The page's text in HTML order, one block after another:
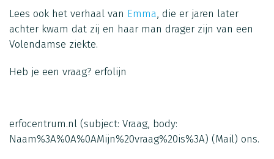
Lees ook het verhaal van Emma, die er jaren later
achter kwam dat zij en haar man drager zijn van een
Volendamse ziekte.
Heb je een vraag? erfolijn
erfocentrum.nl (subject: Vraag, body:
Naam%3A%0A%0AMijn%20vraag%20is%3A) (Mail) ons.